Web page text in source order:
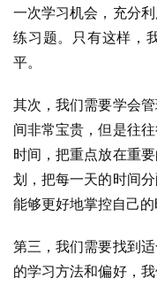
一次学习机会，充分
练习题。只有这样，
平。
其次，我们需要学会
间非常宝贵，但是往
时间，把重点放在重
划，把每一天的时间
能够更好地掌控自己的
第三，我们需要找到
的学习方法和偏好，